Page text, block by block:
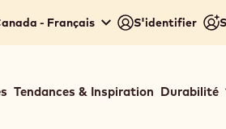
- Français S'identifier
Tendances & Inspiration Durabilité